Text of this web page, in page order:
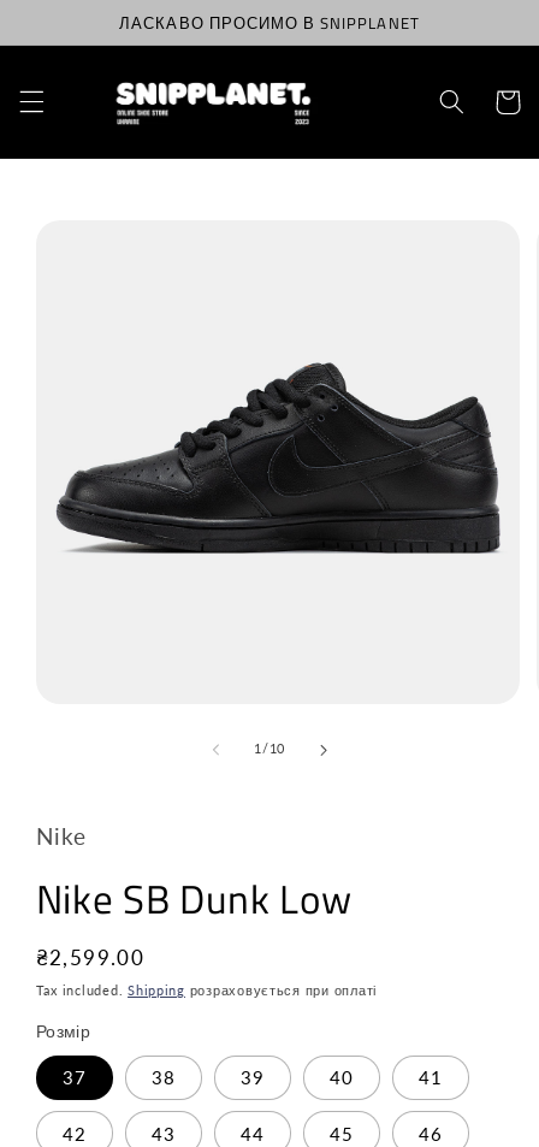
вмісту
ЛАСКАВО ПРОСИМО В SNIPPLANET
1 /з10
Nike
Nike SB Dunk Low
Звичайна
ціна
₴2,599.00
Tax included.Shipping розраховується при оплаті
Розмір
37 38 39 40 41
42 43 44 45 46